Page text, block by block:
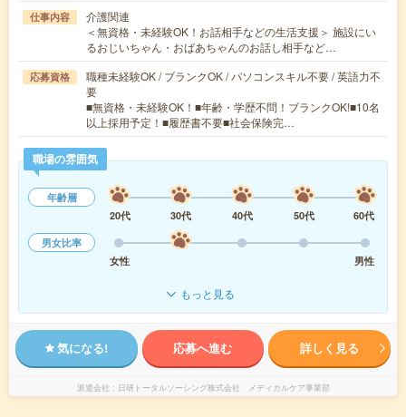
仕事内容
介護関連
＜無資格・未経験OK！お話相手などの生活支援＞ 施設にい
るおじいちゃん・おばあちゃんのお話し相手など…
応募資格
職種未経験OK / ブランクOK / パソコンスキル不要 / 英語力不
要
■無資格・未経験OK！■年齢・学歴不問！ブランクOK!■10名
以上採用予定！■履歴書不要■社会保険完…
職場の雰囲気
年齢層
20代
30代 40代 50代
60代
男女比率
女性
男性
もっと見る
気になる! 応募へ進む 詳しく見る
派遣会社 日研トータルソーシング株式会社 メディカルケア事業部